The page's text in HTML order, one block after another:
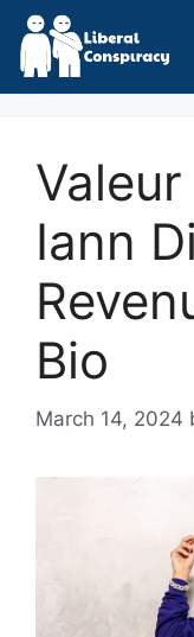
Skip
content
Iann
Bio
March 14, 2024